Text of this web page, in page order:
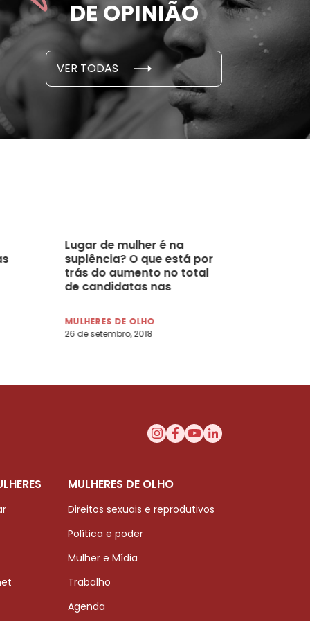
DE OPINIÃO
VER TODAS
em cada 6 já sofreu
E PESQUISAS
novembro, 2021
cidade
Lugar de mulher é na
suplência? O que está por
trás do aumento no total
de candidatas nas
MULHERES DE OLHO
26 de setembro, 2018
MULHERES DE OLHO
Direitos sexuais e reprodutivos
Política e poder
Mulher e Mídia
Trabalho
Agenda